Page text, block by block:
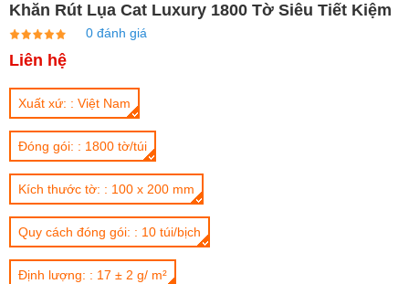
Khăn Rút Lụa Cat Luxury 1800 Tờ Siêu Tiết Kiệm
0 đánh giá
Liên hệ
Xuất xứ: : Việt Nam
Đóng gói: : 1800 tờ/túi
Kích thước tờ: : 100 x 200 mm
Quy cách đóng gói: : 10 túi/bịch
Định lượng: : 17 ± 2 g/ m²